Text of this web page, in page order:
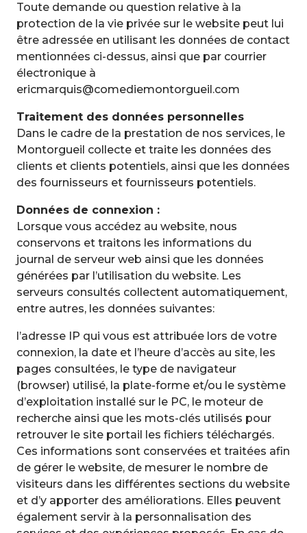
Toute demande ou question relative à la
protection de la vie privée sur le website peut lui
être adressée en utilisant les données de contact
mentionnées ci-dessus, ainsi que par courrier
électronique à
ericmarquis@comediemontorgueil.com
Traitement des données personnelles
Dans le cadre de la prestation de nos services, le
Montorgueil collecte et traite les données des
clients et clients potentiels, ainsi que les données
des fournisseurs et fournisseurs potentiels.
Données de connexion :
Lorsque vous accédez au website, nous
conservons et traitons les informations du
journal de serveur web ainsi que les données
générées par l’utilisation du website. Les
serveurs consultés collectent automatiquement,
entre autres, les données suivantes:
l’adresse IP qui vous est attribuée lors de votre
connexion, la date et l’heure d’accès au site, les
pages consultées, le type de navigateur
(browser) utilisé, la plate-forme et/ou le système
d’exploitation installé sur le PC, le moteur de
recherche ainsi que les mots-clés utilisés pour
retrouver le site portail les fichiers téléchargés.
Ces informations sont conservées et traitées afin
de gérer le website, de mesurer le nombre de
visiteurs dans les différentes sections du website
et d’y apporter des améliorations. Elles peuvent
également servir à la personnalisation des